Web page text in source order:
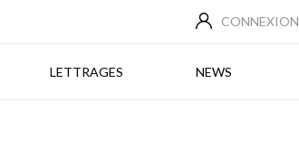
CONNEXION
LETTRAGES NEWS